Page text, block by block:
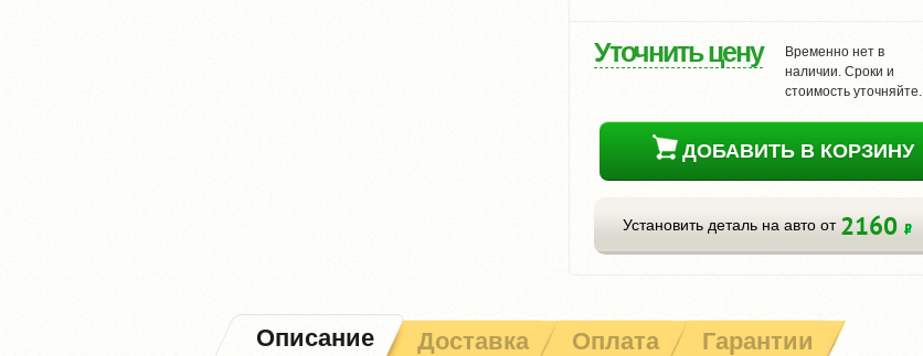
Уточнить цену
Временно нет в
наличии. Сроки и
стоимость уточняйте.
ДОБАВИТЬ В КОРЗИНУ
Установить деталь на авто от 2160
Описание Доставка Оплата Гарантии